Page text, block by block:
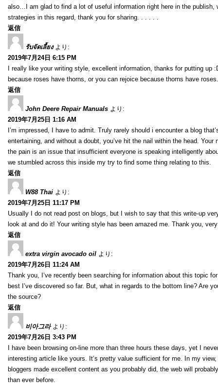
also…I am glad to find a lot of useful information right here in the publish,
strategies in this regard, thank you for sharing. . . . . .
返信
รับจัดเลี้ยง より:
2019年7月24日 6:15 PM
I really like your writing style, excellent information, thanks for putting up
because roses have thorns, or you can rejoice because thorns have
返信
John Deere Repair Manuals より:
2019年7月25日 1:16 AM
I’m impressed, I have to admit. Truly rarely should i encounter a blog
entertaining, and without a doubt, you’ve hit the nail within the head. Your
the pain is an issue that insufficient everyone is speaking intelligently
we stumbled across this inside my try to find some thing relating to this.
返信
W88 Thai より:
2019年7月25日 11:17 PM
Usually I do not read post on blogs, but I wish to say that this write-up
look at and do it! Your writing style has been amazed me. Thank you,
返信
extra virgin avocado oil より:
2019年7月26日 11:24 AM
Thank you, I’ve recently been searching for information about this topic
best I’ve discovered so far. But, what in regards to the bottom line? Are
the source?
返信
비아그라 より:
2019年7月26日 3:43 PM
I have been browsing on-line more than three hours these days, yet I
interesting article like yours. It’s pretty value sufficient for me. In my
bloggers made excellent content as you probably did, the web will
than ever before.